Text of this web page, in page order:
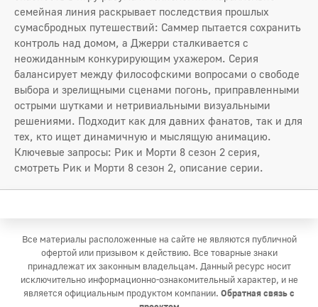
семейная линия раскрывает последствия прошлых
сумасбродных путешествий: Саммер пытается сохранить
контроль над домом, а Джерри сталкивается с
неожиданным конкурирующим ухажером. Серия
балансирует между философскими вопросами о свободе
выбора и зрелищными сценами погонь, приправленными
острыми шутками и нетривиальными визуальными
решениями. Подходит как для давних фанатов, так и для
тех, кто ищет динамичную и мыслящую анимацию.
Ключевые запросы: Рик и Морти 8 сезон 2 серия,
смотреть Рик и Морти 8 сезон 2, описание серии.
Все материалы расположенные на сайте не являются публичной
офертой или призывом к действию. Все товарные знаки
принадлежат их законным владельцам. Данный ресурс носит
исключительно информационно-ознакомительный характер, и не
является официальным продуктом компании. Обратная связь с